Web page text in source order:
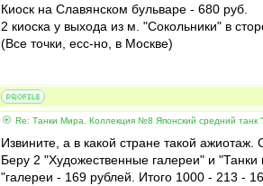
Киоск на Славянском бульваре - 680 руб.
2 киоска у выхода из м. "Сокольники" в
(Все точки, есс-но, в Москве)
Re: Танки Мира. Коллекция №8 Японский средний танк
Извините, а в какой стране такой
Беру 2 "Художественные галереи" и
"галереи - 169 рублей. Итого 1000 - 213 -